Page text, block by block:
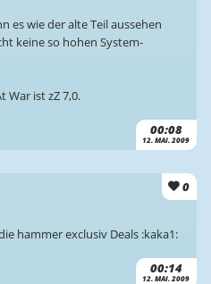
00:08
12. MAI. 2009
es wie der alte Teil aussehen
keine so hohen System-
War ist zZ 7,0.
0
00:14
12. MAI. 2009
hammer exclusiv Deals :kaka1: